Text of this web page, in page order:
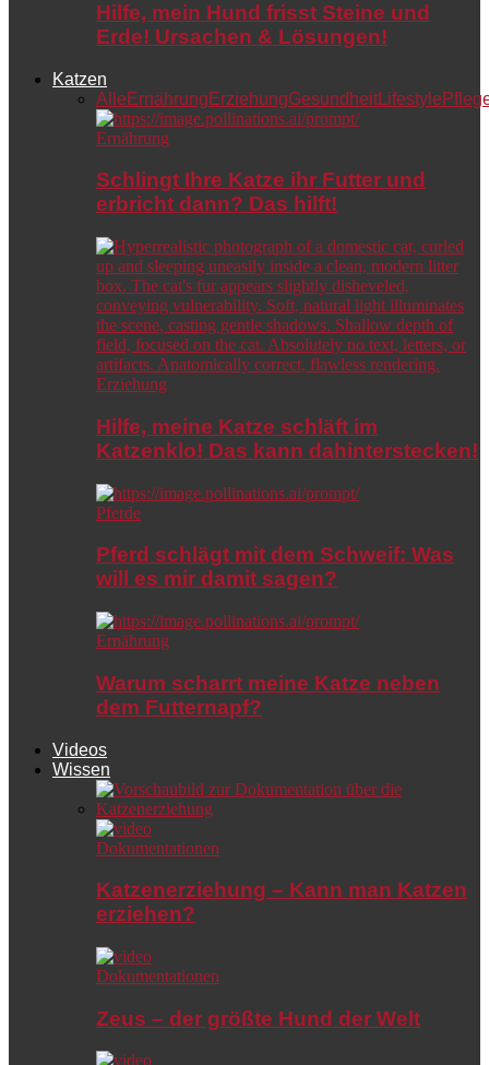
Hilfe, mein Hund frisst Steine und
Erde! Ursachen & Lösungen!
Katzen
Alle Ernährung ErziehungGesundheitLifestyle
Ernährung
Schlingt Ihre Katze ihr Futter und
erbricht dann? Das hilft!
Erziehung
Hilfe, meine Katze schläft im
Katzenklo! Das kann dahinterstecken!
Pferde
Pferd schlägt mit dem Schweif: Was
will es mir damit sagen?
Ernährung
Warum scharrt meine Katze neben
dem Futternapf?
Videos
Wissen
Dokumentationen
Katzenerziehung – Kann man Katzen
erziehen?
Dokumentationen
Zeus – der größte Hund der Welt